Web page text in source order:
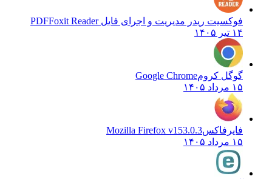
فوکسیت ریدر مدیریت و اجرای فایل PDFFoxit Reader
۱۴ تیر ۱۴۰۵
گوگل کرومGoogle Chrome
۱۵ مرداد ۱۴۰۵
فایرفاکسMozilla Firefox v153.0.3
۱۵ مرداد ۱۴۰۵